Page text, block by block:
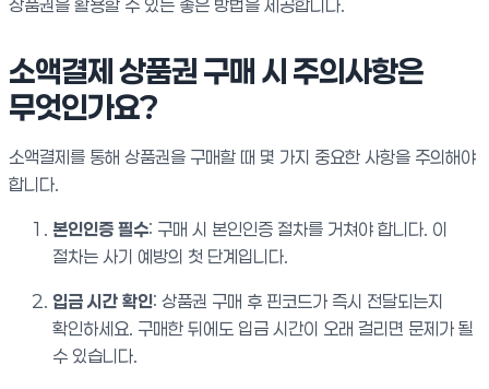
상품권을 활용할 수 있는 좋은 방법을 제공합니다.
소액결제 상품권 구매 시 주의사항은
무엇인가요?
소액결제를 통해 상품권을 구매할 때 몇 가지 중요한 사항을 주의해야
합니다.
본인인증 필수: 구매 시 본인인증 절차를 거쳐야 합니다. 이
절차는 사기 예방의 첫 단계입니다.
입금 시간 확인: 상품권 구매 후 핀코드가 즉시 전달되는지
확인하세요. 구매한 뒤에도 입금 시간이 오래 걸리면 문제가 될
수 있습니다.